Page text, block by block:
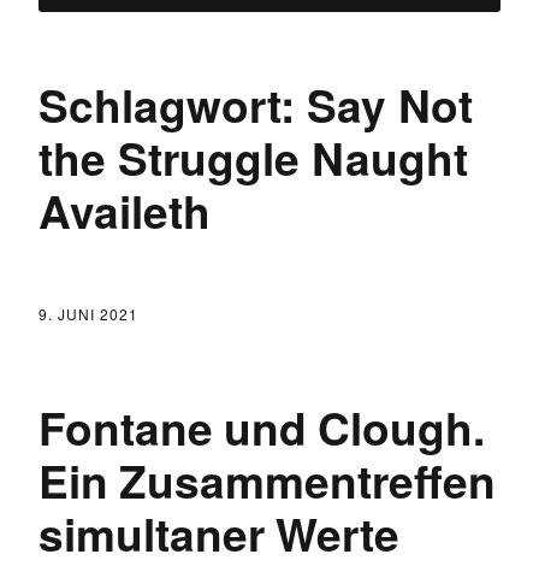
Schlagwort: Say Not
the Struggle Naught
Availeth
9. JUNI 2021
Fontane und Clough.
Ein Zusammentreffen
simultaner Werte